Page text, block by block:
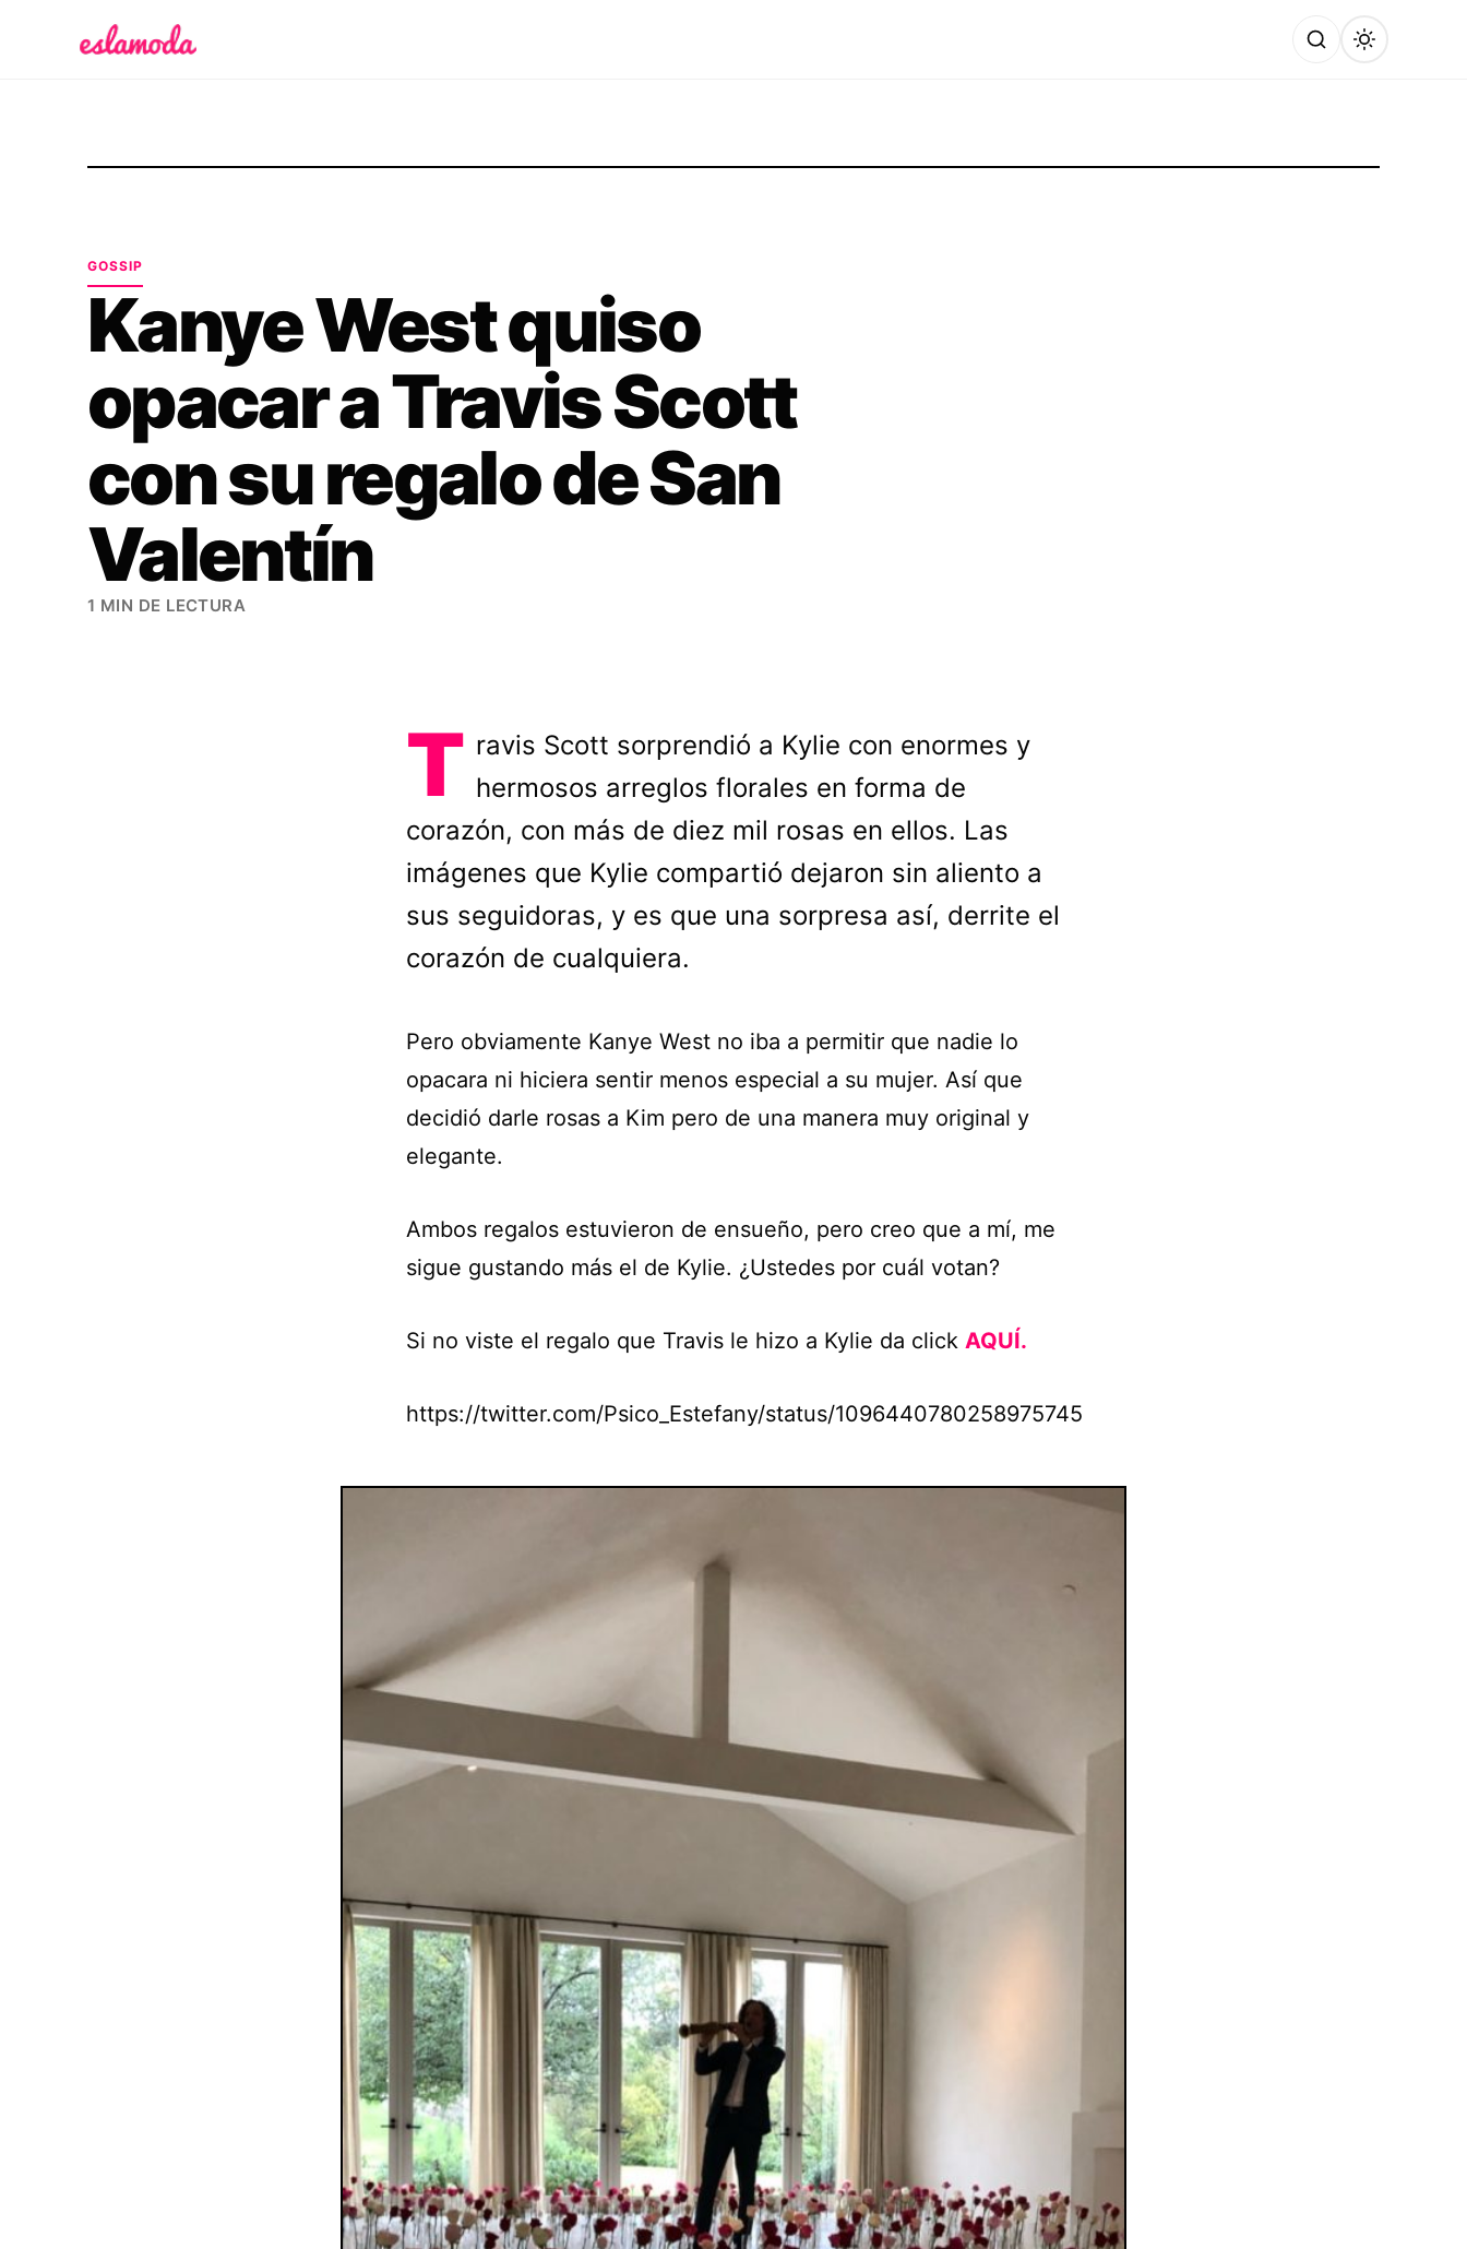
GOSSIP
Kanye West quiso
opacar a Travis Scott
con su regalo de San
Valentín
1 MIN DE LECTURA
T ravis Scott sorprendió a Kylie con enormes y
hermosos arreglos florales en forma de
corazón, con más de diez mil rosas en ellos. Las
imágenes que Kylie compartió dejaron sin aliento a
sus seguidoras, y es que una sorpresa así, derrite el
corazón de cualquiera.
Pero obviamente Kanye West no iba a permitir que nadie lo
opacara ni hiciera sentir menos especial a su mujer. Así que
decidió darle rosas a Kim pero de una manera muy original y
elegante.
Ambos regalos estuvieron de ensueño, pero creo que a mí, me
sigue gustando más el de Kylie. ¿Ustedes por cuál votan?
Si no viste el regalo que Travis le hizo a Kylie da click AQUÍ.
https://twitter.com/Psico_Estefany/status/1096440780258975745